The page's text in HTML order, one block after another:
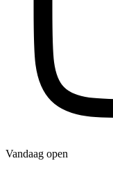
Vandaag open